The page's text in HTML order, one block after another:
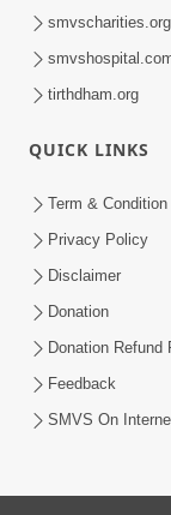
smvscharities.org
tirthdham.org
QUICK LINKS
Term & Condition
Privacy Policy
Disclaimer
Donation
Donation Refund
Feedback
SMVS On